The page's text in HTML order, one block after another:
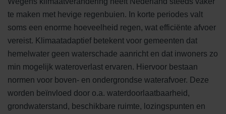
te maken met hevige regenbuien. In korte periodes valt
soms een enorme hoeveelheid regen, wat efficiënte afvoer
vereist. Klimaatadaptief betekent voor gemeenten dat
hemelwater geen waterschade aanricht en dat inwoners zo
min mogelijk wateroverlast ervaren. Hiervoor bestaan
normen voor boven- en ondergrondse waterafvoer. Deze
worden beïnvloed door o.a. waterdoorlaatbaarheid,
grondwaterstand, beschikbare ruimte, lozingspunten en